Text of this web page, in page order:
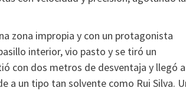
zona impropia y con un protagonista
interior, vio pasto y se tiró un
con dos metros de desventaja y llegó a
a un tipo tan solvente como Rui Silva.